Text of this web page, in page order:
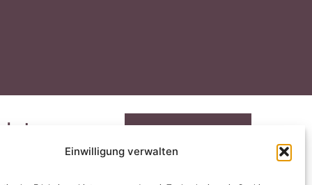
Einwilligung verwalten